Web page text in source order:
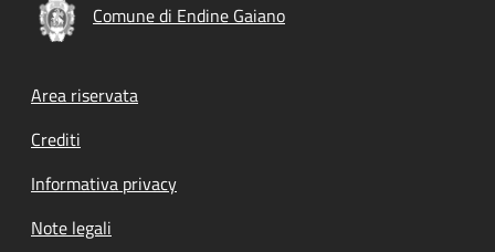
Comune di Endine Gaiano
Footer menu
Area riservata
Crediti
Informativa privacy
Note legali